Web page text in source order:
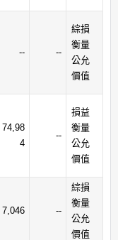
-- --
綜損
衡量
公允
價值
74,98
4
--
損益
衡量
公允
價值
7,046 --
綜損
衡量
公允
價值